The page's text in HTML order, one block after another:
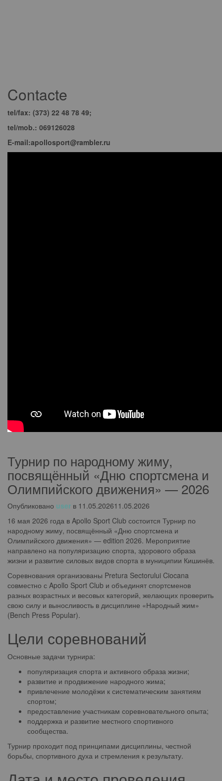
Contacte
tel/fax: (373) 22 48 78 49;
tel/mob.: 069126028
E-mail:apollosport@rambler.ru
Турнир по народному жиму,
посвящённый «Дню спортсмена и
Олимпийского движения» — 2026
Опубликовано user в 11.05.202611.05.2026
16 мая 2026 года в Apollo Sport Club состоится Турнир по
народному жиму, посвящённый «Дню спортсмена и
Олимпийского движения» — edition 2026. Мероприятие
направлено на популяризацию спорта, здорового образа
жизни и развитие силовых видов спорта в муниципии Кишинёв.
Соревнования организованы Pretura Sectorului Ciocana
совместно с Apollo Sport Club и объединят спортсменов
разных возрастных и весовых категорий, желающих проверить
свою силу и выносливость в дисциплине «Народный жим»
(Bench Press Popular).
Цели соревнований
Основные задачи турнира:
популяризация спорта и активного образа жизни;
развитие и продвижение народного жима;
привлечение молодёжи к систематическим занятиям
спортом;
предоставление участникам соревновательного опыта;
поддержка и развитие местного спортивного
сообщества.
Турнир проходит под принципами дисциплины, честной
борьбы, спортивного духа и стремления к результату.